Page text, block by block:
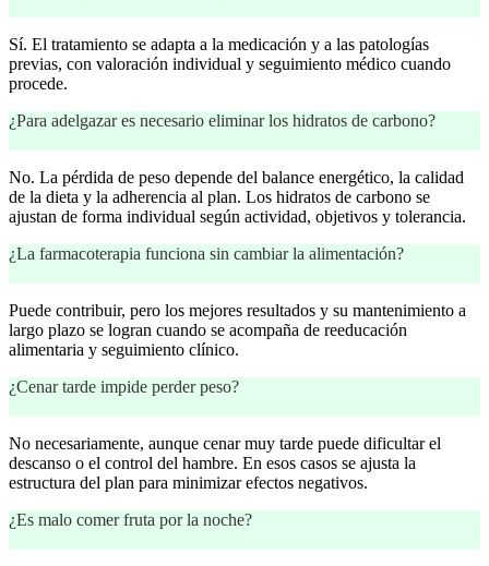
Sí. El tratamiento se adapta a la medicación y a las patologías
previas, con valoración individual y seguimiento médico cuando
procede.
¿Para adelgazar es necesario eliminar los hidratos de carbono?
No. La pérdida de peso depende del balance energético, la calidad
de la dieta y la adherencia al plan. Los hidratos de carbono se
ajustan de forma individual según actividad, objetivos y tolerancia.
¿La farmacoterapia funciona sin cambiar la alimentación?
Puede contribuir, pero los mejores resultados y su mantenimiento a
largo plazo se logran cuando se acompaña de reeducación
alimentaria y seguimiento clínico.
¿Cenar tarde impide perder peso?
No necesariamente, aunque cenar muy tarde puede dificultar el
descanso o el control del hambre. En esos casos se ajusta la
estructura del plan para minimizar efectos negativos.
¿Es malo comer fruta por la noche?